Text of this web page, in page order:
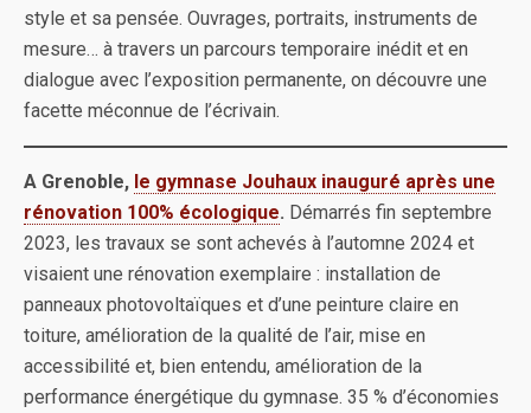
style et sa pensée. Ouvrages, portraits, instruments de
mesure… à travers un parcours temporaire inédit et en
dialogue avec l’exposition permanente, on découvre une
facette méconnue de l’écrivain.
A Grenoble, le gymnase Jouhaux inauguré après une
rénovation 100% écologique. Démarrés fin septembre
2023, les travaux se sont achevés à l’automne 2024 et
visaient une rénovation exemplaire : installation de
panneaux photovoltaïques et d’une peinture claire en
toiture, amélioration de la qualité de l’air, mise en
accessibilité et, bien entendu, amélioration de la
performance énergétique du gymnase. 35 % d’économies